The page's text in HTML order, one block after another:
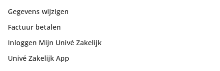
Gegevens wijzigen
Factuur betalen
Inloggen Mijn Univé Zakelijk
Univé Zakelijk App